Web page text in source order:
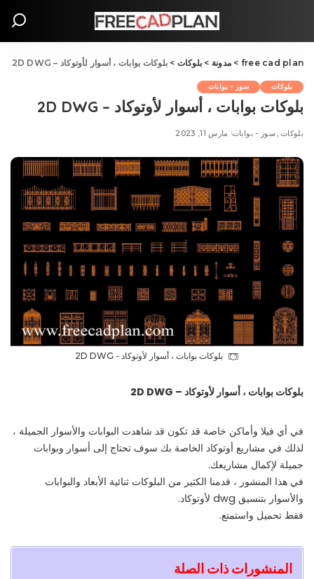
free cad plan
> مدونة > بلوکات > بلوکات بوابات ، أسوار لأوتوكاد – 2D DWG
بلوکات سور - بوابات
بلوکات بوابات ، أسوار لأوتوكاد – 2D DWG
بلوکات سور - بوابات مارس 11, 2023
بلوکات بوابات ، أسوار لأوتوكاد - 2D DWG
بلوکات بوابات ، أسوار لأوتوكاد – 2D DWG
في أي فيلا وأماكن خاصة قد تكون قد شاهدت البوابات والأسوار الجميلة ،
لذلك في مشاريع أوتوكاد الخاصة بك سوف تحتاج إلى أسوار وبوابات
جميلة لإكمال مشاريعك.
في هذا المنشور ، قدمنا ​​الكثير من البلوکات ثنائية الأبعاد والبوابات
والأسوار بتنسيق dwg لأوتوكاد.
فقط تحمیل واستمتع.
المنشورات ذات الصلة